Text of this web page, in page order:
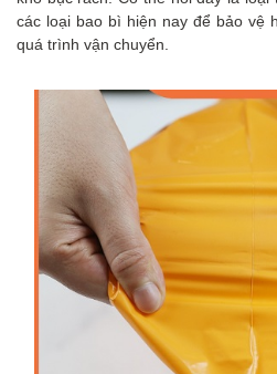
các loại bao bì hiện nay để bảo vệ
quá trình vận chuyển.